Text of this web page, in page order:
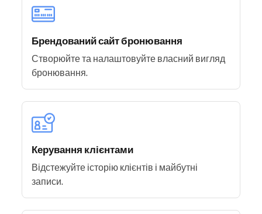
Брендований сайт бронювання
Створюйте та налаштовуйте власний вигляд
бронювання.
Керування клієнтами
Відстежуйте історію клієнтів і майбутні
записи.